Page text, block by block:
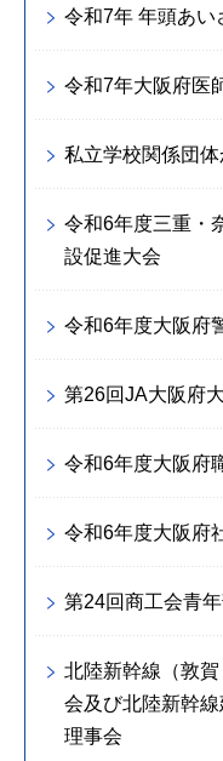
令和7年 年頭あい
令和7年大阪府医
私立学校関係団
令和6年度三重・
設促進大会
令和6年度大阪府
第26回JA大阪府
令和6年度大阪府
令和6年度大阪府
第24回商工会青
北陸新幹線（敦
会及び北陸新幹
理事会